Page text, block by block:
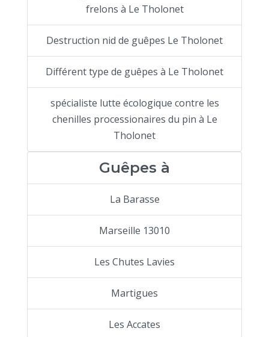
frelons à Le Tholonet
Destruction nid de guêpes Le Tholonet
Différent type de guêpes à Le Tholonet
spécialiste lutte écologique contre les
chenilles processionaires du pin à Le
Tholonet
Guêpes à
La Barasse
Marseille 13010
Les Chutes Lavies
Martigues
Les Accates